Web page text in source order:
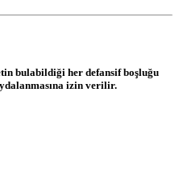
bulabildiği her defansif boşluğu
izin verilir.